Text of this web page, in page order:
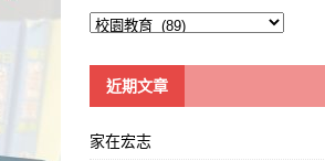
大
線
近期文章
家在宏志